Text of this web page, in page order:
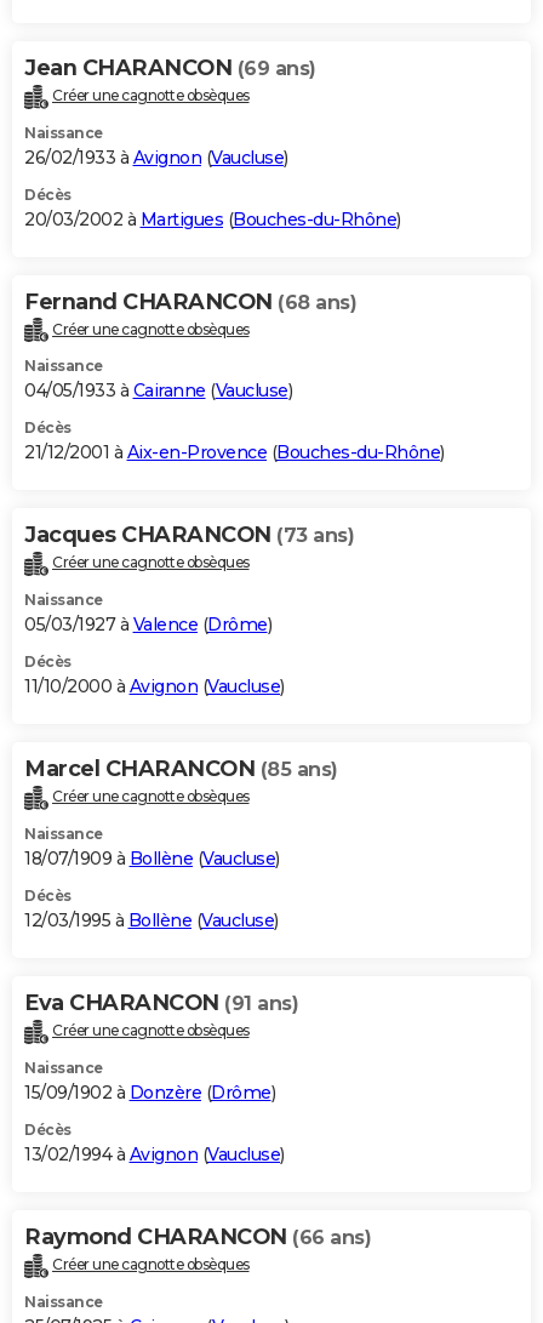
Jean CHARANCON (69 ans)
Créer une cagnotte obsèques
Naissance
26/02/1933 à Avignon (Vaucluse)
Décès
20/03/2002 à Martigues (Bouches-du-Rhône)
Fernand CHARANCON (68 ans)
Créer une cagnotte obsèques
Naissance
04/05/1933 à Cairanne (Vaucluse)
Décès
21/12/2001 à Aix-en-Provence (Bouches-du-Rhône)
Jacques CHARANCON (73 ans)
Créer une cagnotte obsèques
Naissance
05/03/1927 à Valence (Drôme)
Décès
11/10/2000 à Avignon (Vaucluse)
Marcel CHARANCON (85 ans)
Créer une cagnotte obsèques
Naissance
18/07/1909 à Bollène (Vaucluse)
Décès
12/03/1995 à Bollène (Vaucluse)
Eva CHARANCON (91 ans)
Créer une cagnotte obsèques
Naissance
15/09/1902 à Donzère (Drôme)
Décès
13/02/1994 à Avignon (Vaucluse)
Raymond CHARANCON (66 ans)
Créer une cagnotte obsèques
Naissance